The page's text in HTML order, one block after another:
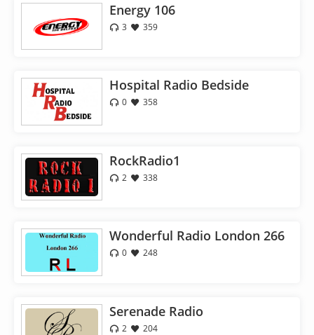
Energy 106
3 359
Hospital Radio Bedside
0 358
RockRadio1
2 338
Wonderful Radio London 266
0 248
Serenade Radio
2 204